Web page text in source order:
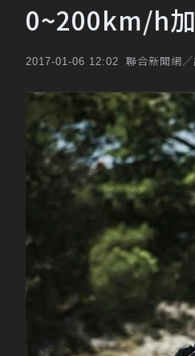
0~200km/h
2017-01-06 12:02 聯合新聞網